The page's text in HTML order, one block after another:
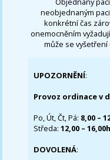
neobjednaným
konkrétní čas
onemocněním
může se
UPOZORNĚNÍ:
Provoz ordinace v
Po, Út, Čt, Pá: 8,00 –
Středa:12,00 –
DOVOLENÁ: